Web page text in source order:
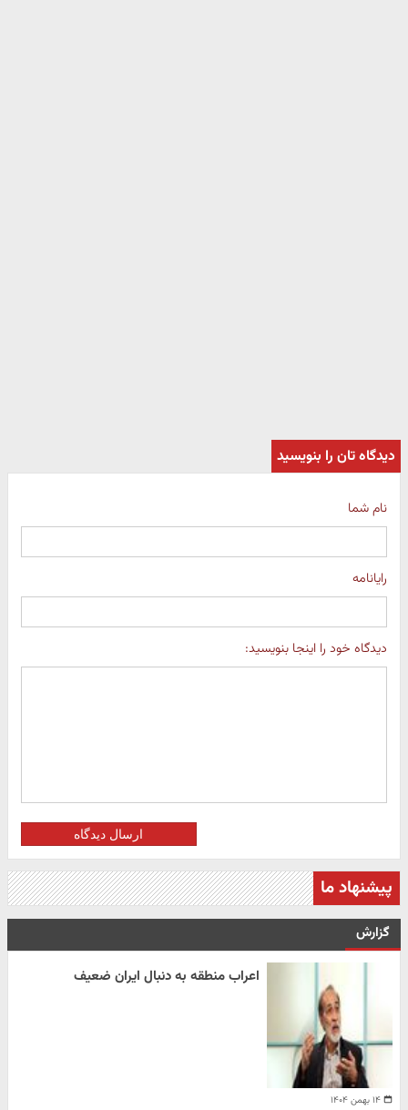
دیدگاه تان را بنویسید
نام شما
رایانامه
دیدگاه خود را اینجا بنویسید:
ارسال دیدگاه
پیشنهاد ما
گزارش
۱۴ بهمن ۱۴۰۴
اعراب منطقه به دنبال ایران ضعیف